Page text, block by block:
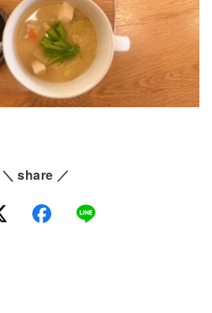
＼ share ／